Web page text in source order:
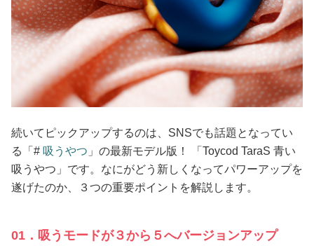
続いてピックアップするのは、SNSでも話題となってい
る「# 吸うやつ 」の最新モデル版！ 「Toycod TaraS 青い
吸うやつ」です。なにがどう新しくなってパワーアップを
遂げたのか、３つの重要ポイントを解説します。
01．吸うモードが３から５へバージョンアップ